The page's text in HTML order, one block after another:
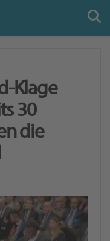
Klage
30
die